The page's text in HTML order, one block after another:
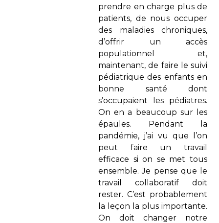
prendre en charge plus de
patients, de nous occuper
des maladies chroniques,
d’offrir un accès
populationnel et,
maintenant, de faire le suivi
pédiatrique des enfants en
bonne santé dont
s’occupaient les pédiatres.
On en a beaucoup sur les
épaules. Pendant la
pandémie, j’ai vu que l’on
peut faire un travail
efficace si on se met tous
ensemble. Je pense que le
travail collaboratif doit
rester. C’est probablement
la leçon la plus importante.
On doit changer notre